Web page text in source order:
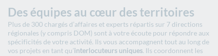
Des équipes au cœur des territoires
Plus de 300 chargés d’affaires et experts répartis sur 7 directions
régionales (y compris DOM) sont à votre écoute pour répondre aux
spécificités de votre activité. Ils vous accompagnent tout au long de
vos projets en tant qu’interlocuteurs uniques. Ils coordonnent les